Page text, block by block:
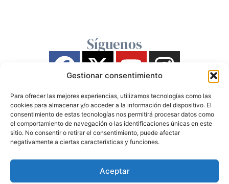
Gestionar consentimiento
Para ofrecer las mejores experiencias, utilizamos tecnologías como las
cookies para almacenar y/o acceder a la información del dispositivo. El
consentimiento de estas tecnologías nos permitirá procesar datos como
el comportamiento de navegación o las identificaciones únicas en este
sitio. No consentir o retirar el consentimiento, puede afectar
negativamente a ciertas características y funciones.
Aceptar
Síguenos